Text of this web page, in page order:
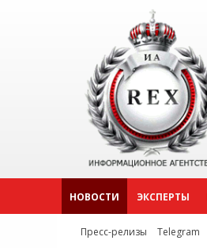
НОВОСТИ ЭКСПЕРТЫ
Пресс-релизы Telegram